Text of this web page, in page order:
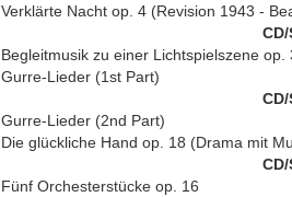
Verklärte Nacht op. 4 (Revision 1943 -
Begleitmusik zu einer Lichtspielszene op.
Gurre-Lieder (1st Part)
Gurre-Lieder (2nd Part)
Die glückliche Hand op. 18 (Drama mit
Fünf Orchesterstücke op. 16